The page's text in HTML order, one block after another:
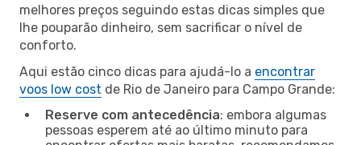
melhores preços seguindo estas dicas simples que
lhe pouparão dinheiro, sem sacrificar o nível de
conforto.
Aqui estão cinco dicas para ajudá-lo a encontrar
voos low cost de Rio de Janeiro para Campo Grande:
Reserve com antecedência: embora algumas
pessoas esperem até ao último minuto para